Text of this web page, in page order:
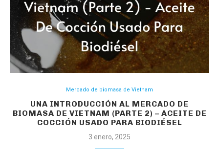
Mercado de biomasa de Vietnam
UNA INTRODUCCIÓN AL MERCADO DE
BIOMASA DE VIETNAM (PARTE 2) – ACEITE DE
COCCIÓN USADO PARA BIODIÉSEL
3 enero, 2025